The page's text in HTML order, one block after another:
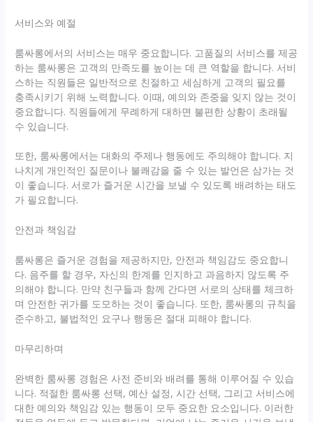
서비스와 예절
룸싸롱에서의 서비스는 매우 중요합니다. 고품질의 서비스를 제공
하는 룸싸롱은 고객의 만족도를 높이는 데 큰 역할을 합니다. 서비
스하는 직원들은 일반적으로 친절하고 세심하게 고객의 필요를
충족시키기 위해 노력합니다. 이때, 예의와 존중을 잊지 않는 것이
중요합니다. 직원들에게 무례하게 대하면 불편한 상황이 초래될
수 있습니다.
또한, 룸싸롱에서는 대화의 주제나 행동에도 주의해야 합니다. 지
나치게 개인적인 질문이나 불쾌감을 줄 수 있는 발언은 삼가는 것
이 좋습니다. 서로가 즐거운 시간을 보낼 수 있도록 배려하는 태도
가 필요합니다.
안전과 책임감
룸싸롱은 즐거운 경험을 제공하지만, 안전과 책임감도 중요합니
다. 음주를 할 경우, 자신의 한계를 인지하고 과음하지 않도록 주
의해야 합니다. 만약 친구들과 함께 간다면 서로의 상태를 체크하
며 안전한 귀가를 도모하는 것이 좋습니다. 또한, 룸싸롱의 규칙을
준수하고, 불법적인 요구나 행동은 절대 피해야 합니다.
마무리하며
완벽한 룸싸롱 경험은 사전 준비와 배려를 통해 이루어질 수 있습
니다. 적절한 룸싸롱 선택, 예산 설정, 시간 선택, 그리고 서비스에
대한 예의와 책임감 있는 행동이 모두 중요한 요소입니다. 이러한